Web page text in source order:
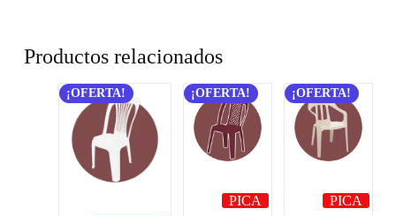
Productos relacionados
¡OFERTA! ¡OFERTA!
PICA
¡OFERTA!
PICA